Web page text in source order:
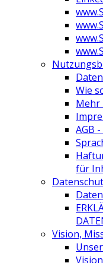
Wie
Mehr
AGB
für
Vision,